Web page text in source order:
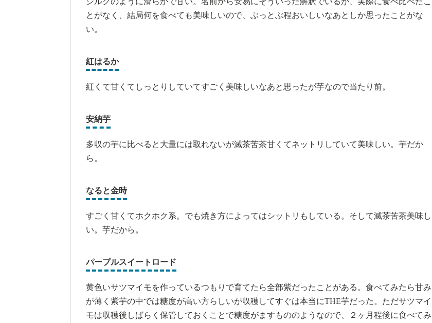
とがなく、結局何を食べても美味しいので、ぶっとぶ程おいしいなあとしか思ったことがな
い。
紅はるか
紅くて甘くてしっとりしていてすごく美味しいなあと思ったが芋なので当たり前。
安納芋
多収の芋に比べると大量には取れないが滅茶苦茶甘くてネットリしていて美味しい。芋だか
ら。
なると金時
すごく甘くてホクホク系。でも焼き方によってはシットリもしている。そして滅茶苦茶美味し
い。芋だから。
パープルスイートロード
黄色いサツマイモを作っているつもりで育てたら全部紫だったことがある。食べてみたら甘み
が薄く紫芋の中では糖度が高い方らしいが収穫してすぐは本当にTHE芋だった。ただサツマイ
モは収穫後しばらく保管しておくことで糖度がますもののようなので、２ヶ月程後に食べてみ